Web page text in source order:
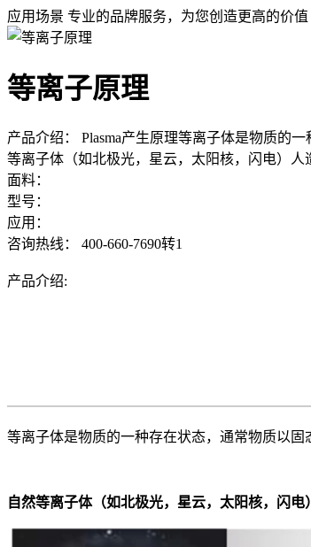
应用场景 专业的品牌服务，为您创造更高的价值
等离子原理
产品介绍：
Plasma产生原理等离子体是物质的
等离子体（如北极光，星云，太阳核，闪电）
面料：
型号：
应用：
咨询热线：
400-660-7690转1
产品介绍:
等离子体是物质的一种存在状态，通常物质以
自然等离子体（如北极光，星云，太阳核，闪电）